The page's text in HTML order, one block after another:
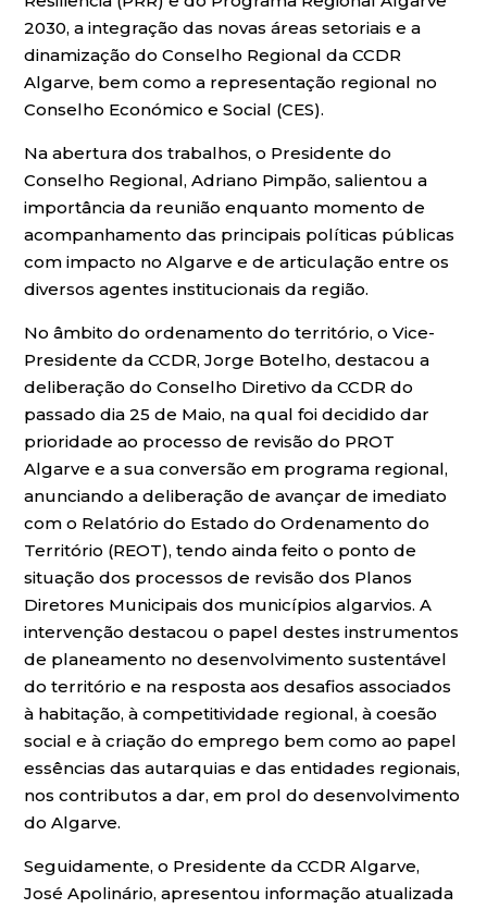
2030, a integração das novas áreas setoriais e a
dinamização do Conselho Regional da CCDR
Algarve, bem como a representação regional no
Conselho Económico e Social (CES).
Na abertura dos trabalhos, o Presidente do
Conselho Regional, Adriano Pimpão, salientou a
importância da reunião enquanto momento de
acompanhamento das principais políticas públicas
com impacto no Algarve e de articulação entre os
diversos agentes institucionais da região.
No âmbito do ordenamento do território, o Vice-
Presidente da CCDR, Jorge Botelho, destacou a
deliberação do Conselho Diretivo da CCDR do
passado dia 25 de Maio, na qual foi decidido dar
prioridade ao processo de revisão do PROT
Algarve e a sua conversão em programa regional,
anunciando a deliberação de avançar de imediato
com o Relatório do Estado do Ordenamento do
Território (REOT), tendo ainda feito o ponto de
situação dos processos de revisão dos Planos
Diretores Municipais dos municípios algarvios. A
intervenção destacou o papel destes instrumentos
de planeamento no desenvolvimento sustentável
do território e na resposta aos desafios associados
à habitação, à competitividade regional, à coesão
social e à criação do emprego bem como ao papel
essências das autarquias e das entidades regionais,
nos contributos a dar, em prol do desenvolvimento
do Algarve.
Seguidamente, o Presidente da CCDR Algarve,
José Apolinário, apresentou informação atualizada